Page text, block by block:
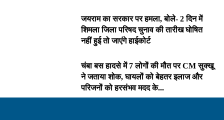
जयराम का सरकार पर हमला, बोले- 2 दिन में
शिमला जिला परिषद चुनाव की तारीख घोषित
नहीं हुई तो जाएंगे हाईकोर्ट
चंबा बस हादसे में 7 लोगों की मौत पर CM सुक्खू
ने जताया शोक, घायलों को बेहतर इलाज और
परिजनों को हरसंभव मदद के...